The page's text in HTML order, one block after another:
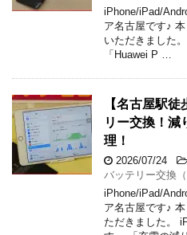
iPhone/iPad/
ア名古屋です♪
いただきました
「Huawei P …
【名古屋駅
リー交換！減
理！
2026/07/24
バッテリー交換（
iPhone/iPad/
ア名古屋です♪
ただきました。